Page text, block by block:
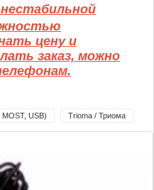
цену и
заказ, можно
USB) Trioma / Триома